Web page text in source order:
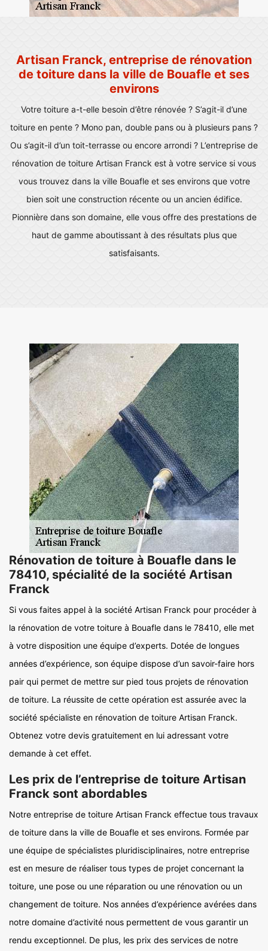
Artisan Franck, entreprise de rénovation
de toiture dans la ville de Bouafle et ses
environs
Votre toiture a-t-elle besoin d’être rénovée ? S’agit-il d’une
toiture en pente ? Mono pan, double pans ou à plusieurs pans ?
Ou s’agit-il d’un toit-terrasse ou encore arrondi ? L’entreprise de
rénovation de toiture Artisan Franck est à votre service si vous
vous trouvez dans la ville Bouafle et ses environs que votre
bien soit une construction récente ou un ancien édifice.
Pionnière dans son domaine, elle vous offre des prestations de
haut de gamme aboutissant à des résultats plus que
satisfaisants.
Rénovation de toiture à Bouafle dans le
78410, spécialité de la société Artisan
Franck
Si vous faites appel à la société Artisan Franck pour procéder à
la rénovation de votre toiture à Bouafle dans le 78410, elle met
à votre disposition une équipe d’experts. Dotée de longues
années d’expérience, son équipe dispose d’un savoir-faire hors
pair qui permet de mettre sur pied tous projets de rénovation
de toiture. La réussite de cette opération est assurée avec la
société spécialiste en rénovation de toiture Artisan Franck.
Obtenez votre devis gratuitement en lui adressant votre
demande à cet effet.
Les prix de l’entreprise de toiture Artisan
Franck sont abordables
Notre entreprise de toiture Artisan Franck effectue tous travaux
de toiture dans la ville de Bouafle et ses environs. Formée par
une équipe de spécialistes pluridisciplinaires, notre entreprise
est en mesure de réaliser tous types de projet concernant la
toiture, une pose ou une réparation ou une rénovation ou un
changement de toiture. Nos années d’expérience avérées dans
notre domaine d’activité nous permettent de vous garantir un
rendu exceptionnel. De plus, les prix des services de notre